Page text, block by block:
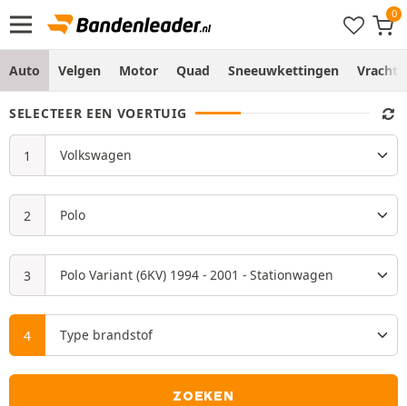
Auto Velgen Motor Quad Sneeuwkettingen
SELECTEER EEN VOERTUIG
ZOEKEN